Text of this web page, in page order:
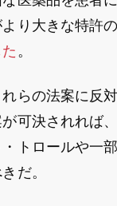
り大きな特許
。
らの法案に反
可決されれば
トロールや一
だ。